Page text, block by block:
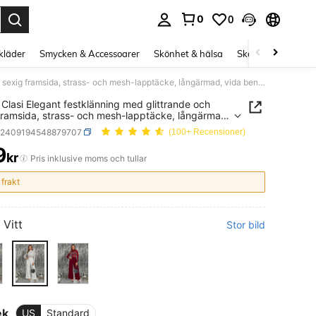
0 0
Smycken & Accessoarer Skönhet & hälsa Skor Curve
SHEIN Clasi Elegant festklänning med glittrande och sexig framsida, strass- och mesh-lapptäcke, långärmad, vida ben och strassdekor för kvinnor
Clasi Elegant festklänning med glittrande och
strass- och mesh-lapptäcke, långärmad,
och strassdekor för kvinnor
(100+ Recensioner)
AND AVAILABILITY
kr Pris inklusive moms och tullar
frakt
Vitt Stor bild
US Standard